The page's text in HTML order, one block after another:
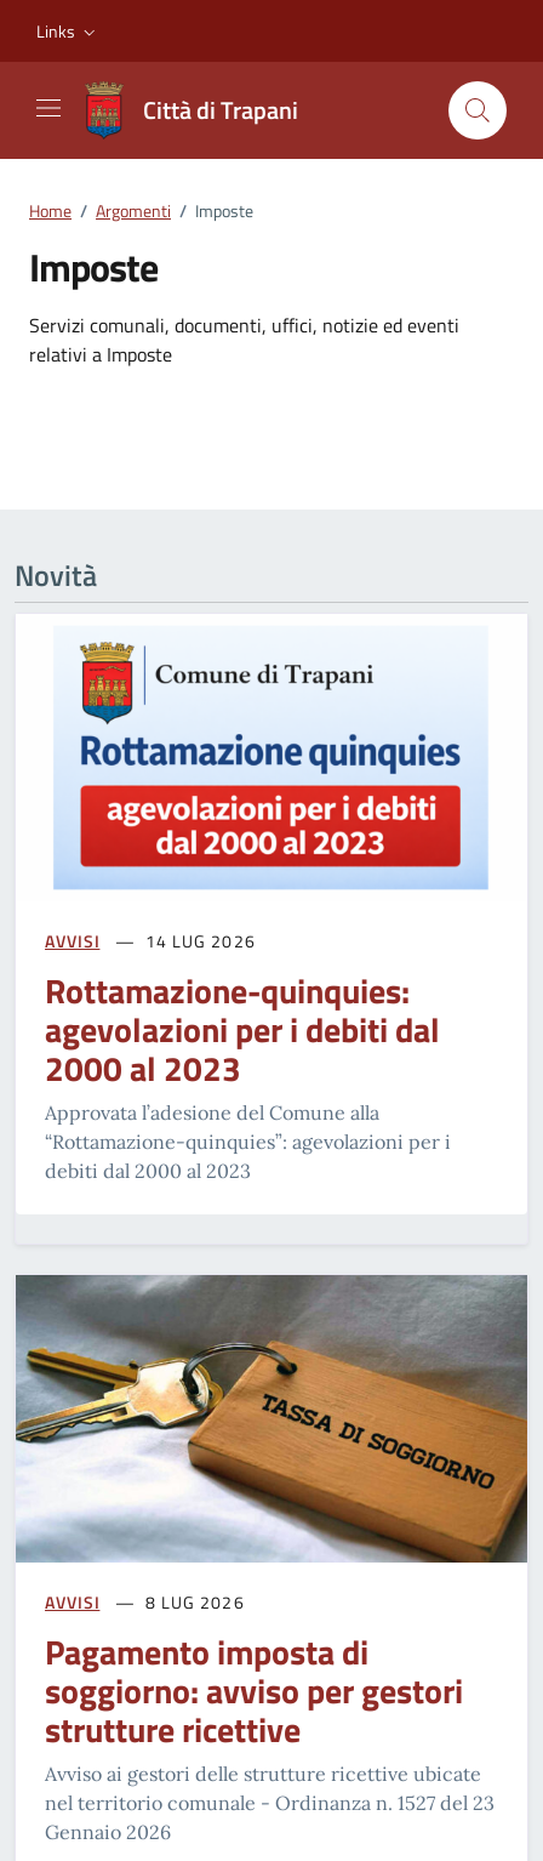
Links
Città di Trapani
Home / Argomenti / Imposte
Imposte
Dettagli dell'argomento
Servizi comunali, documenti, uffici, notizie ed eventi
relativi a Imposte
Novità
AVVISI 14 LUG 2026
Rottamazione-quinquies:
agevolazioni per i debiti dal
2000 al 2023
Approvata l’adesione del Comune alla
“Rottamazione-quinquies”: agevolazioni per i
debiti dal 2000 al 2023
AVVISI 8 LUG 2026
Pagamento imposta di
soggiorno: avviso per gestori
strutture ricettive
Avviso ai gestori delle strutture ricettive ubicate
nel territorio comunale - Ordinanza n. 1527 del 23
Gennaio 2026